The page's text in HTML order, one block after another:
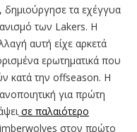
τα εχέγγυα
των Lakers. Η
αυτή είχε αρκετά
ερωτηματικά που
κατά την offseason. Η
για πρώτη
σε παλαιότερο
στον πρώτο